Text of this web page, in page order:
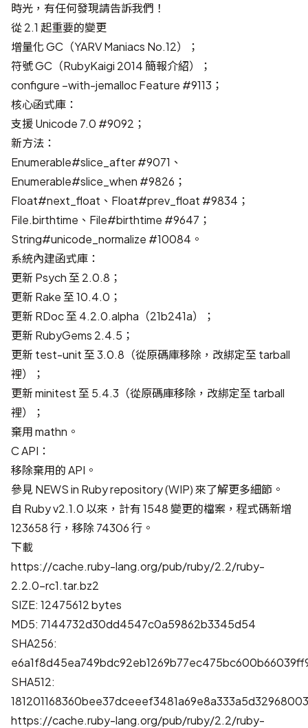
時光，有任何發現請告訴我們！
從 2.1 起重要的變更
增量化 GC （YARV Maniacs No.12）；
符號 GC （RubyKaigi 2014 簡報介紹）；
configure –with-jemallocFeature #9113 ；
核心函式庫：
支援 Unicode 7.0 #9092 ；
新方法：
Enumerable#slice_after#9071 、
Enumerable#slice_when #9826 ；
Float#next_float、Float#prev_float #9834 ；
File.birthtime、File#birthtime #9647 ；
String#unicode_normalize #10084 。
系統內建函式庫：
更新 Psych 至 2.0.8；
更新 Rake 至 10.4.0；
更新 RDoc 至 4.2.0.alpha（21b241a）；
更新 RubyGems 2.4.5；
更新 test-unit 至 3.0.8（從原碼庫移除，改綁定至 tarball
裡）；
更新 minitest 至 5.4.3（從原碼庫移除，改綁定至 tarball
裡）；
棄用 mathn。
C API：
移除棄用的 API。
參見 NEWS in Ruby repository (WIP)來了解更多細節。
自 Ruby v2.1.0 以來，計有 1548 變更的檔案，程式碼新增
123658 行，移除 74306 行。
下載
https://cache.ruby-lang.org/pub/ruby/2.2/ruby-
2.2.0-rc1.tar.bz2
SIZE: 12475612 bytes
MD5: 7144732d30dd4547c0a59862b3345d54
SHA256:
SHA512:
https://cache.ruby-lang.org/pub/ruby/2.2/ruby-